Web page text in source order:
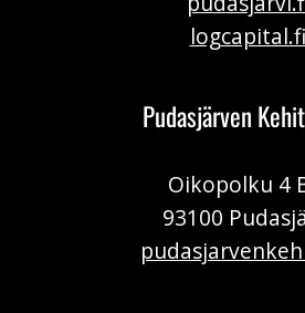
logcapital.fi
Pudasjärven
Oikopolku 4
93100